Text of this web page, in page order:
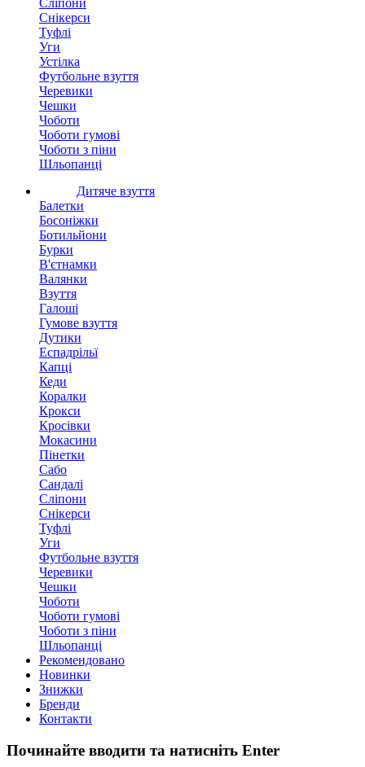
Сліпони
Снікерси
Туфлі
Уги
Устілка
Футбольне взуття
Черевики
Чешки
Чоботи
Чоботи гумові
Чоботи з піни
Шльопанці
Дитяче взуття
Балетки
Босоніжки
Ботильйони
Бурки
В'єтнамки
Валянки
Взуття
Галоші
Гумове взуття
Дутики
Еспадрільї
Капці
Кеди
Коралки
Крокси
Кросівки
Мокасини
Пінетки
Сабо
Сандалі
Сліпони
Снікерси
Туфлі
Уги
Футбольне взуття
Черевики
Чешки
Чоботи
Чоботи гумові
Чоботи з піни
Шльопанці
Рекомендовано
Новинки
Знижки
Бренди
Контакти
Починайте вводити та натиснiть Enter